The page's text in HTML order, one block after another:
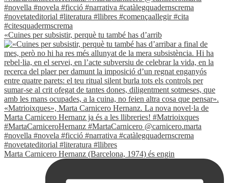
«Cuines per subsistir, perquè tu també has d’arrib
Marta Carnicero Hernanz (Barcelona, 1974) és engin